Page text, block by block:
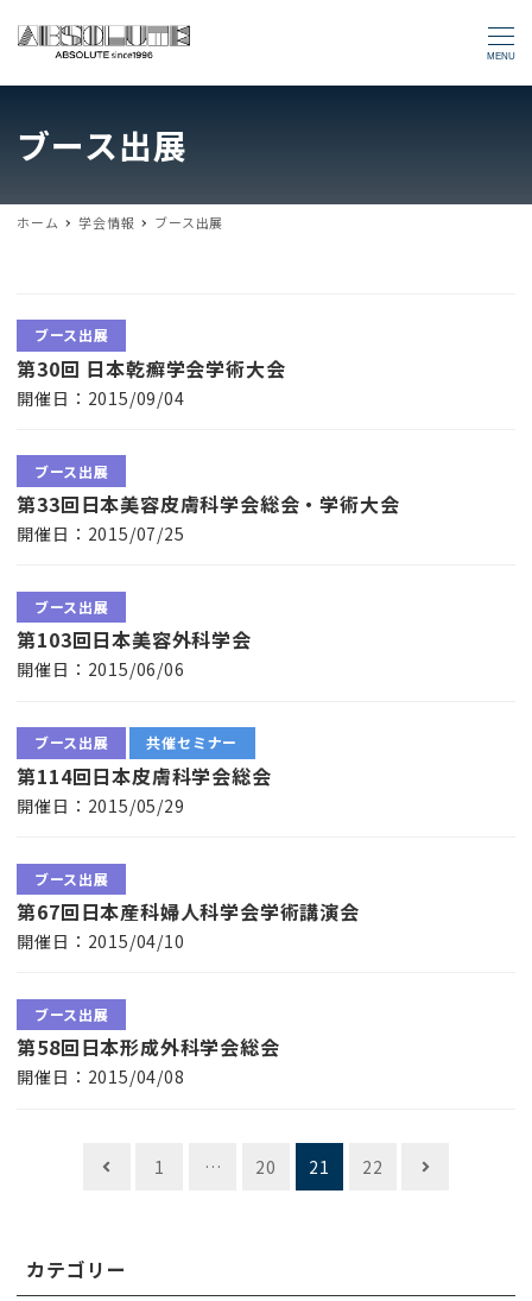
MENU
ブース出展
ホーム 学会情報 ブース出展
第30回 日本乾癬学会学術大会
開催日：2015/09/04
ブース出展
第33回日本美容皮膚科学会総会・学術大会
開催日：2015/07/25
ブース出展
第103回日本美容外科学会
開催日：2015/06/06
ブース出展
第114回日本皮膚科学会総会
開催日：2015/05/29
ブース出展 共催セミナー
第67回日本産科婦人科学会学術講演会
開催日：2015/04/10
ブース出展
第58回日本形成外科学会総会
開催日：2015/04/08
ブース出展
ビ
1 … 20 21 22
カテゴリー